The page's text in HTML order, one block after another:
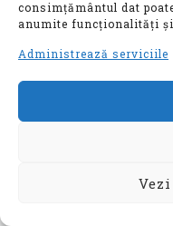
consimțământul dat
anumite funcționalități
Administrează serviciile
behind
a modest
a beer.
Currently,
player in
boasting a
First Sales
introduced
volume.